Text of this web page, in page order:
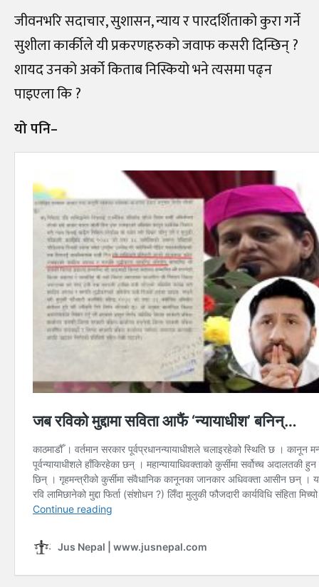
जीवनभरि सदाचार, सुशासन, न्याय र पारदर्शिताको कुरा गर्ने
सुशीला कार्कीले यी प्रकरणहरुको जवाफ कसरी दिन्छिन् ?
शायद उनको अर्को किताब निस्कियो भने त्यसमा पढ्न
पाइएला कि ?
यो पनि–